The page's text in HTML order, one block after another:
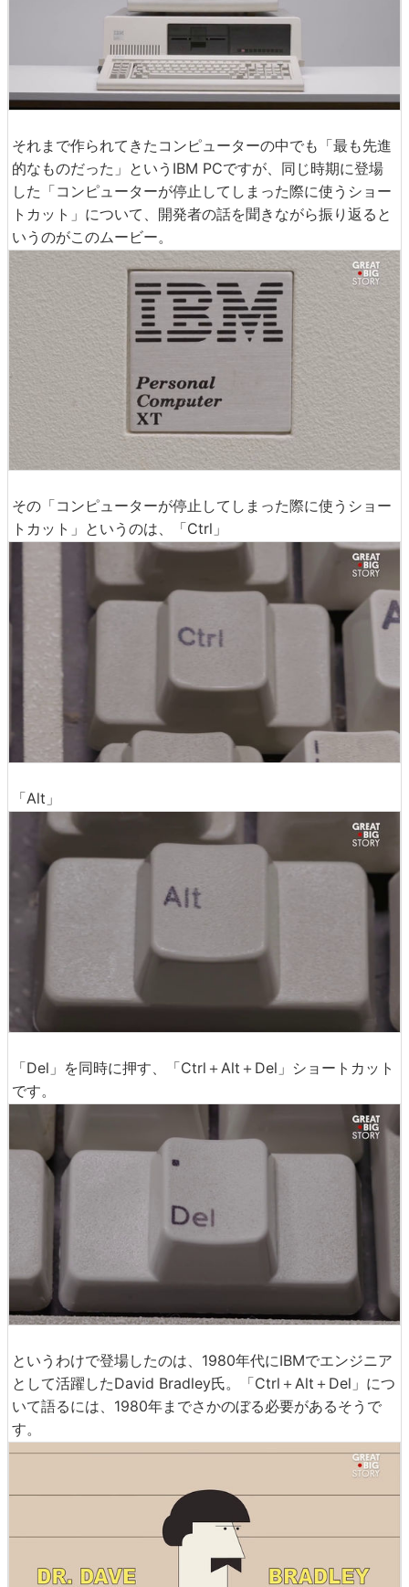
それまで作られてきたコンピューターの中でも「最も先進
的なものだった」というIBM PCですが、同じ時期に登場
した「コンピューターが停止してしまった際に使うショー
トカット」について、開発者の話を聞きながら振り返ると
いうのがこのムービー。
その「コンピューターが停止してしまった際に使うショー
トカット」というのは、「Ctrl」
「Alt」
「Del」を同時に押す、「Ctrl＋Alt＋Del」ショートカット
です。
というわけで登場したのは、1980年代にIBMでエンジニア
として活躍したDavid Bradley氏。「Ctrl＋Alt＋Del」につ
いて語るには、1980年までさかのぼる必要があるそうで
す。